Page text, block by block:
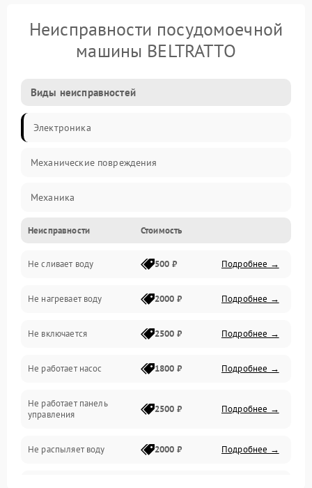
Неисправности посудомоечной
машины BELTRATTO
Виды неисправностей
Электроника
Механические повреждения
Механика
Управление
Электропитание
Датчики
Нагрев
Вода
Гигиена
Программное обеспечение
Неисправности Стоимость
Не сливает воду 500 ₽ Подробнее →
Не нагревает воду 2000 ₽ Подробнее →
Не включается 2500 ₽ Подробнее →
Не работает насос 1800 ₽ Подробнее →
Не работает панель
управления
2500 ₽ Подробнее →
Не распыляет воду 2000 ₽ Подробнее →